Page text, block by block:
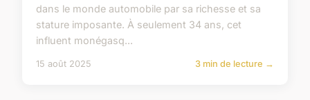
dans le monde automobile par sa richesse et sa
stature imposante. À seulement 34 ans, cet
influent monégasq...
15 août 2025 3 min de lecture →